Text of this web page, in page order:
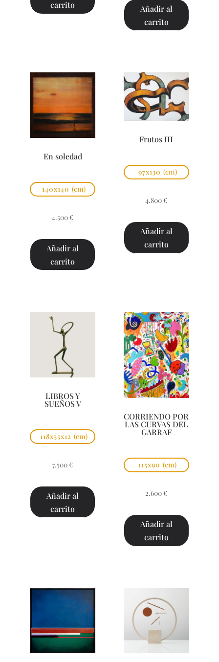
carrito
Añadir al
carrito
En soledad
140x140 (cm)
4.500 €
Añadir al
carrito
Frutos III
97x130 (cm)
4.800 €
Añadir al
carrito
LIBROS Y
SUEÑOS V
118x55x12 (cm)
7.500 €
Añadir al
carrito
CORRIENDO POR
LAS CURVAS DEL
GARRAF
115x90 (cm)
2.600 €
Añadir al
carrito